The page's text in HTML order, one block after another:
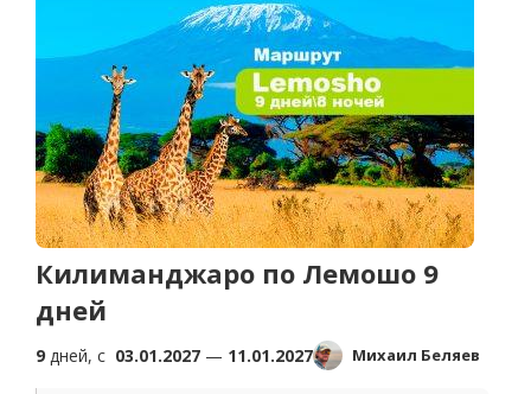
Килиманджаро по Лемошо 9
дней
9 дней, c 03.01.2027 — 11.01.2027 Михаил Беляев